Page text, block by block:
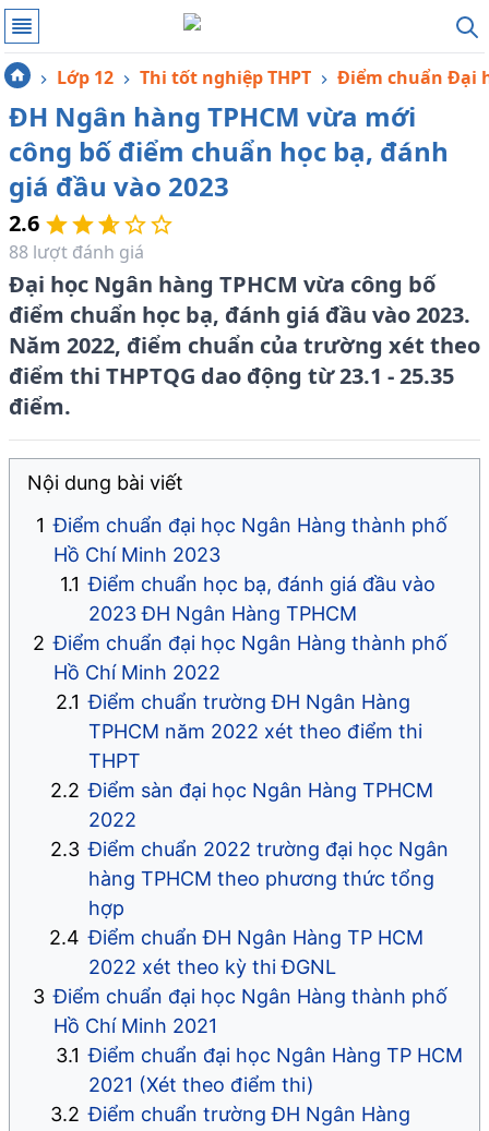
Lớp 12 Thi tốt nghiệp THPT Điểm chuẩn Đại
ĐH Ngân hàng TPHCM vừa mới
công bố điểm chuẩn học bạ, đánh
giá đầu vào 2023
Đại học Ngân hàng TPHCM vừa công bố
điểm chuẩn học bạ, đánh giá đầu vào 2023.
Năm 2022, điểm chuẩn của trường xét theo
điểm thi THPTQG dao động từ 23.1 - 25.35
điểm.
2.6
88 lượt đánh giá
Nội dung bài viết
Điểm chuẩn đại học Ngân Hàng thành phố
Hồ Chí Minh 2023
Điểm chuẩn học bạ, đánh giá đầu vào
2023 ĐH Ngân Hàng TPHCM
Điểm chuẩn đại học Ngân Hàng thành phố
Hồ Chí Minh 2022
Điểm chuẩn trường ĐH Ngân Hàng
TPHCM năm 2022 xét theo điểm thi
THPT
Điểm sàn đại học Ngân Hàng TPHCM
2022
Điểm chuẩn 2022 trường đại học Ngân
hàng TPHCM theo phương thức tổng
hợp
Điểm chuẩn ĐH Ngân Hàng TP HCM
2022 xét theo kỳ thi ĐGNL
Điểm chuẩn đại học Ngân Hàng thành phố
Hồ Chí Minh 2021
Điểm chuẩn đại học Ngân Hàng TP HCM
2021 (Xét theo điểm thi)
Điểm chuẩn trường ĐH Ngân Hàng